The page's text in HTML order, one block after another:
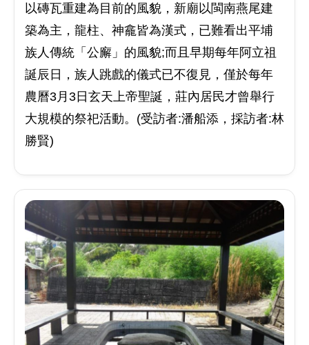
以磚瓦重建為目前的風貌，新廟以閩南燕尾建
築為主，龍柱、神龕皆為漢式，已難看出平埔
族人傳統「公廨」的風貌;而且早期每年阿立祖
誕辰日，族人跳戲的儀式已不復見，僅於每年
農曆3月3日玄天上帝聖誕，莊內居民才曾舉行
大規模的祭祀活動。(受訪者:潘船添，採訪者:林
勝賢)